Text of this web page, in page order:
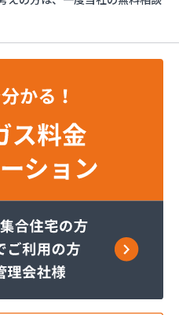
社 吉良営業所
社 新城営業所
社 西尾営業所
社 尾張支店 春日井営
社 豊川営業所
会社 名古屋営業所